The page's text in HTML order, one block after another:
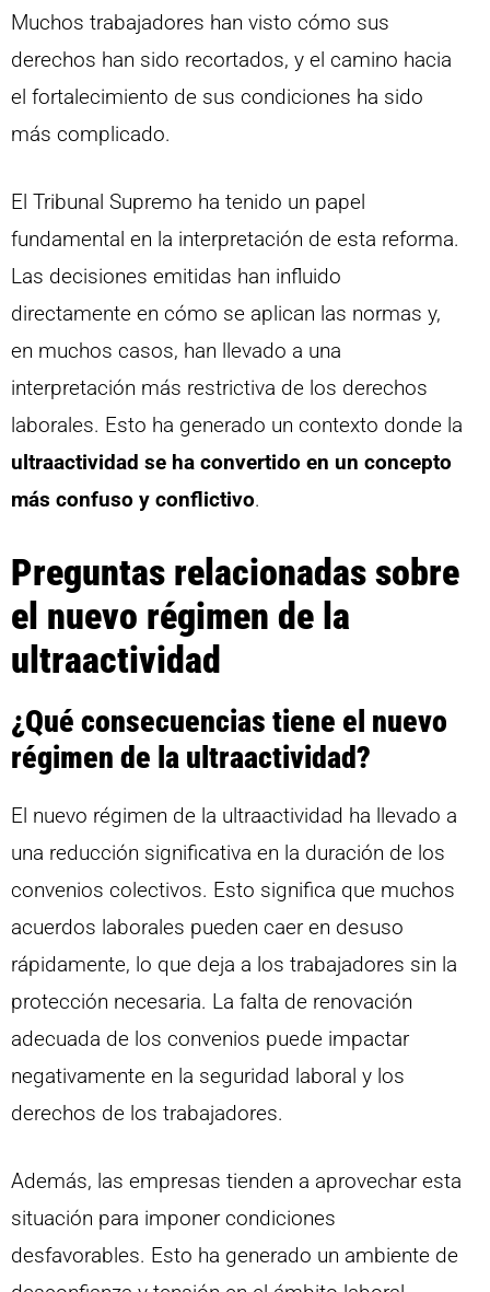
Muchos trabajadores han visto cómo sus
derechos han sido recortados, y el camino hacia
el fortalecimiento de sus condiciones ha sido
más complicado.
El Tribunal Supremo ha tenido un papel
fundamental en la interpretación de esta reforma.
Las decisiones emitidas han influido
directamente en cómo se aplican las normas y,
en muchos casos, han llevado a una
interpretación más restrictiva de los derechos
laborales. Esto ha generado un contexto donde la
ultraactividad se ha convertido en un concepto
más confuso y conflictivo.
Preguntas relacionadas sobre
el nuevo régimen de la
ultraactividad
¿Qué consecuencias tiene el nuevo
régimen de la ultraactividad?
El nuevo régimen de la ultraactividad ha llevado a
una reducción significativa en la duración de los
convenios colectivos. Esto significa que muchos
acuerdos laborales pueden caer en desuso
rápidamente, lo que deja a los trabajadores sin la
protección necesaria. La falta de renovación
adecuada de los convenios puede impactar
negativamente en la seguridad laboral y los
derechos de los trabajadores.
Además, las empresas tienden a aprovechar esta
situación para imponer condiciones
desfavorables. Esto ha generado un ambiente de